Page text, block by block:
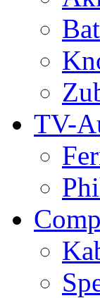
TV-